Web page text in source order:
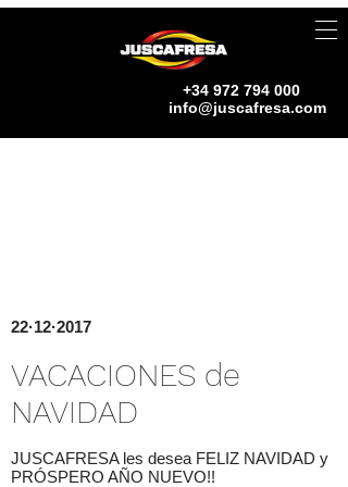
+34 972 794 000
info@juscafresa.com
22·12·2017
VACACIONES de
NAVIDAD
JUSCAFRESA les desea FELIZ NAVIDAD y
PRÓSPERO AÑO NUEVO!!